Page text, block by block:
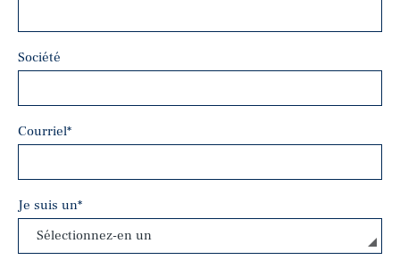
Société
Courriel*
Je suis un*